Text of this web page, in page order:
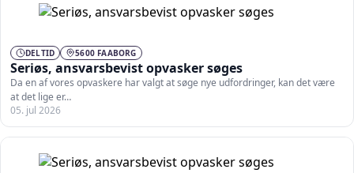
DELTID 5600 FAABORG
Seriøs, ansvarsbevist opvasker søges
Da en af vores opvaskere har valgt at søge nye udfordringer, kan det være
at det lige er…
05. jul 2026